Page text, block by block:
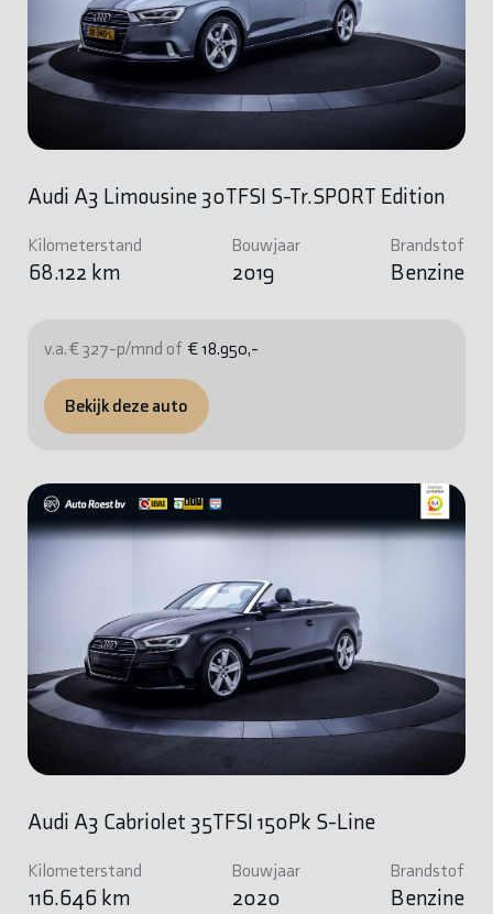
Audi A3 Limousine 30TFSI S-Tr.SPORT Edition
Kilometerstand
68.122 km
Bouwjaar
2019
Brandstof
Benzine
v.a. € 327-p/mnd of € 18.950,-
Bekijk deze auto
Audi A3 Cabriolet 35TFSI 150Pk S-Line
Kilometerstand
116.646 km
Bouwjaar
2020
Brandstof
Benzine